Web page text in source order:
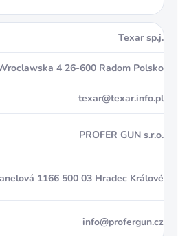
Texar sp.j.
4 26-600 Radom Polsko
texar@texar.info.pl
PROFER GUN s.r.o.
1166 500 03 Hradec Králové
info@profergun.cz